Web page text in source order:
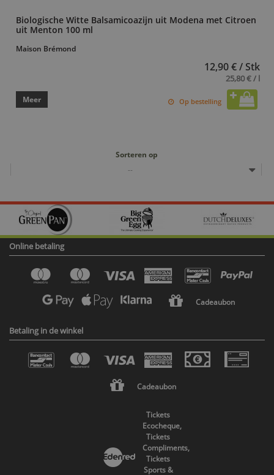
Biologische Witte Balsamicoazijn uit Modena met Citroen
uit Menton 100 ml
Maison Brémond
12,90 € / Stk
25,80 € / l
Meer Op bestelling
Sorteren op
--
Online betaling
Cadeaubon
Betaling in de winkel
Cadeaubon
Tickets
Ecocheque,
Tickets
Compliments,
Tickets
Sports &